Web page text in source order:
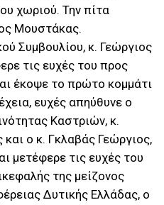
χωριού. Την πίτα
Μουστάκας.
Συμβουλίου, κ. Γεώργιος
τις ευχές του προς
έκοψε το πρώτο κομμάτι
ευχές απηύθυνε ο
Καστριών, κ.
ο κ. Γκλαβάς Γεώργιος,
μετέφερε τις ευχές του
της μείζονος
Δυτικής Ελλάδας, ο